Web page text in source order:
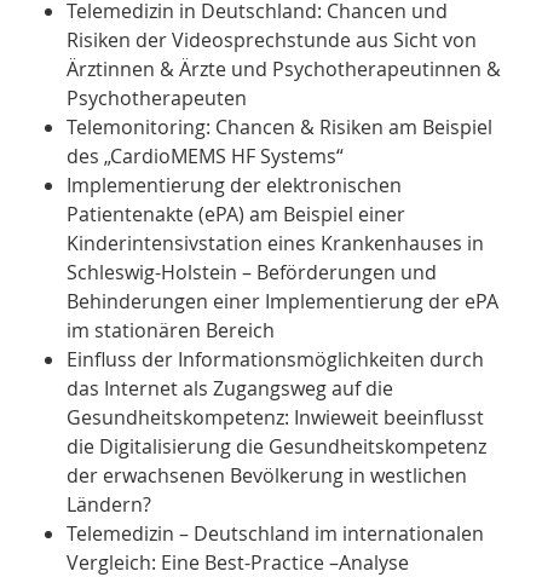
Telemedizin in Deutschland: Chancen und
Risiken der Videosprechstunde aus Sicht von
Ärztinnen & Ärzte und Psychotherapeutinnen &
Psychotherapeuten
Telemonitoring: Chancen & Risiken am Beispiel
des „CardioMEMS HF Systems“
Implementierung der elektronischen
Patientenakte (ePA) am Beispiel einer
Kinderintensivstation eines Krankenhauses in
Schleswig-Holstein – Beförderungen und
Behinderungen einer Implementierung der ePA
im stationären Bereich
Einfluss der Informationsmöglichkeiten durch
das Internet als Zugangsweg auf die
Gesundheitskompetenz: Inwieweit beeinflusst
die Digitalisierung die Gesundheitskompetenz
der erwachsenen Bevölkerung in westlichen
Ländern?
Telemedizin – Deutschland im internationalen
Vergleich: Eine Best-Practice –Analyse